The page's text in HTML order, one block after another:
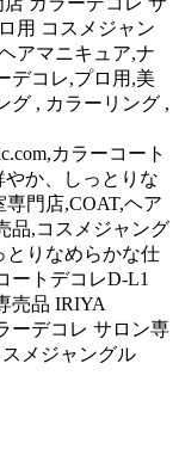
用 コスメジャン
アマニキュア,ナ
デコレ,プロ用,美
グ , カラーリング ,
カラーコート
か、しっとりな
門店,COAT,ヘア
品,コスメジャング
とりなめらかな仕
ートデコレD-L1
売品 IRIYA
ーデコレ サロン専
メジャングル